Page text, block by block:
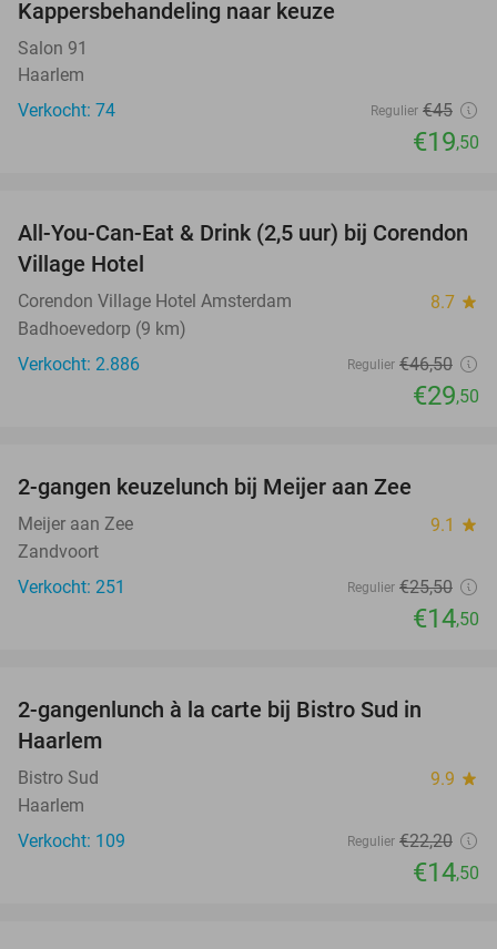
Kappersbehandeling naar keuze
Salon 91
Haarlem
Verkocht: 74
Regulier €45
€19,50
37%
All-You-Can-Eat & Drink (2,5 uur) bij Corendon
Village Hotel
Corendon Village Hotel Amsterdam 8.7 star
Badhoevedorp (9 km)
Verkocht: 2.886
Regulier €46,50
€29,50
2-gangen keuzelunch bij Meijer aan Zee
Meijer aan Zee 9.1 star
Zandvoort
Verkocht: 251
Regulier €25,50
€14,50
2-gangenlunch à la carte bij Bistro Sud in
Haarlem
Bistro Sud 9.9 star
Haarlem
Verkocht: 109
Regulier €22,20
€14,50